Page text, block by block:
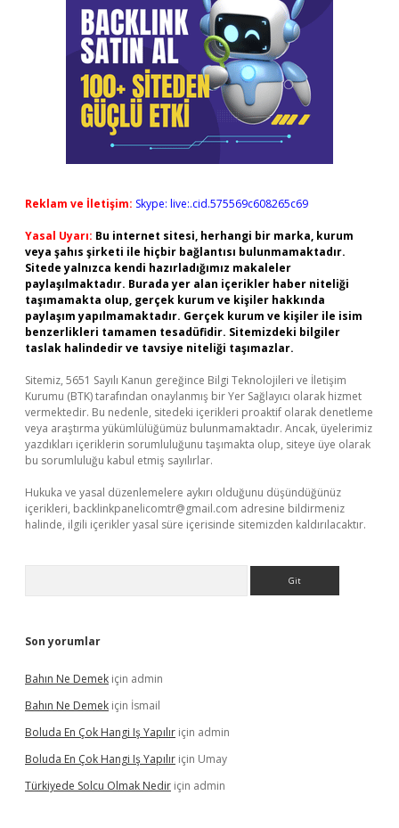
Reklam ve İletişim: Skype: live:.cid.575569c608265c69
Yasal Uyarı: Bu internet sitesi, herhangi bir marka, kurum
veya şahıs şirketi ile hiçbir bağlantısı bulunmamaktadır.
Sitede yalnızca kendi hazırladığımız makaleler
paylaşılmaktadır. Burada yer alan içerikler haber niteliği
taşımamakta olup, gerçek kurum ve kişiler hakkında
paylaşım yapılmamaktadır. Gerçek kurum ve kişiler ile isim
benzerlikleri tamamen tesadüfidir. Sitemizdeki bilgiler
taslak halindedir ve tavsiye niteliği taşımazlar.
Sitemiz, 5651 Sayılı Kanun gereğince Bilgi Teknolojileri ve İletişim
Kurumu (BTK) tarafından onaylanmış bir Yer Sağlayıcı olarak hizmet
vermektedir. Bu nedenle, sitedeki içerikleri proaktif olarak denetleme
veya araştırma yükümlülüğümüz bulunmamaktadır. Ancak, üyelerimiz
yazdıkları içeriklerin sorumluluğunu taşımakta olup, siteye üye olarak
bu sorumluluğu kabul etmiş sayılırlar.
Hukuka ve yasal düzenlemelere aykırı olduğunu düşündüğünüz
içerikleri, backlinkpanelicomtr@gmail.com adresine bildirmeniz
halinde, ilgili içerikler yasal süre içerisinde sitemizden kaldırılacaktır.
Son yorumlar
Bahın Ne Demek için admin
Bahın Ne Demek için İsmail
Boluda En Çok Hangi Iş Yapılır için admin
Boluda En Çok Hangi Iş Yapılır için Umay
Türkiyede Solcu Olmak Nedir için admin